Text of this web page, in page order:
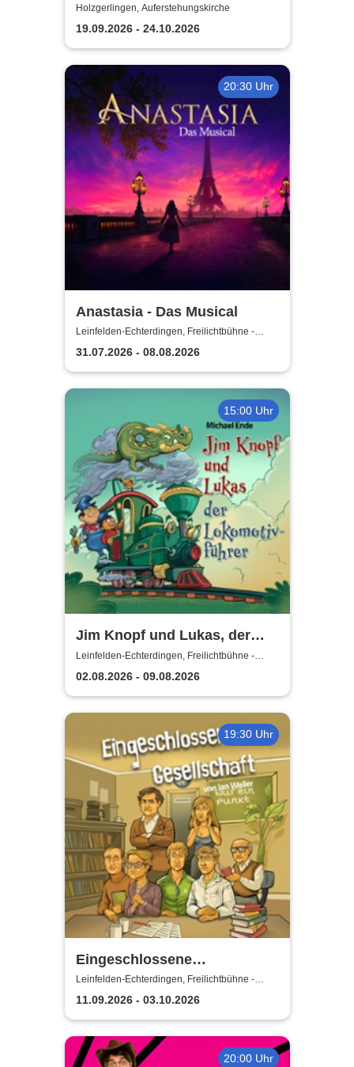
Holzgerlingen, Auferstehungskirche
19.09.2026 - 24.10.2026
20:30 Uhr
Anastasia - Das Musical
Leinfelden-Echterdingen, Freilichtbühne -
Theater u. d. Kuppeln
31.07.2026 - 08.08.2026
15:00 Uhr
Jim Knopf und Lukas, der
Lokomotivführer - Theater
unter den Kuppeln
Leinfelden-Echterdingen, Freilichtbühne -
Theater u. d. Kuppeln
02.08.2026 - 09.08.2026
19:30 Uhr
Eingeschlossene
Gesellschaft - Theater unter
den Kuppeln
Leinfelden-Echterdingen, Freilichtbühne -
Theater u. d. Kuppeln
11.09.2026 - 03.10.2026
20:00 Uhr